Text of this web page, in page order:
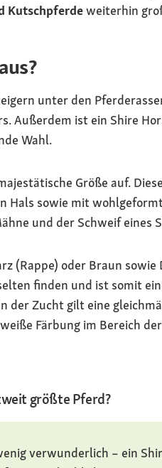
Kutschpferdeweiterhin
unter den
Außerdem ist ein Shire
Wahl.
Größe auf.
Hals sowie mit
und der Schweif eines
(Rappe) oder Braun
finden und ist somit
Zucht gilt eine
Färbung im Bereich
größte Pferd?
verwunderlich – ein